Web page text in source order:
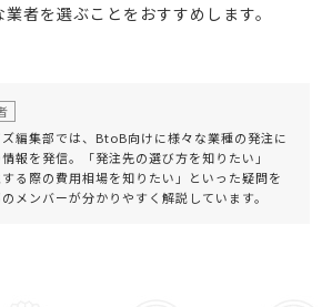
者を選ぶことをおすすめします。
編集部では、BtoB向けに様々な業種の発注に
報を発信。「発注先の選び方を知りたい」
する際の費用相場を知りたい」といった疑問を
メンバーが分かりやすく解説しています。